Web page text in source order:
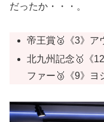
だったか・・・。
帝王賞🥈《3》
北九州記念🥇《
ファー🥉《9》